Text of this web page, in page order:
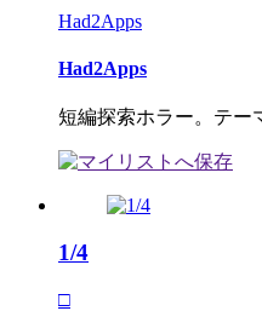
Had2Apps
Had2Apps
短編探索ホラー。テー
1/4
□